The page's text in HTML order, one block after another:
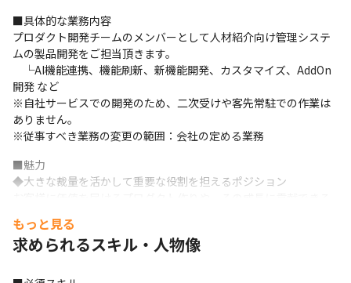
■具体的な業務内容
プロダクト開発チームのメンバーとして人材紹介向け管理システ
ムの製品開発をご担当頂きます。
└AI機能連携、機能刷新、新機能開発、カスタマイズ、AddOn
開発 など
※自社サービスでの開発のため、二次受けや客先常駐での作業は
ありません。
※従事すべき業務の変更の範囲：会社の定める業務
■魅力
◆大きな裁量を活かして重要な役割を担えるポジション
広い裁量でプロジェクトの中核を担う存在として、チームと協力
して成果を創り上げる充実感を味わえます。
◆フルリモート・フレックスで自由な働き方の実現と従業員のウ
もっと見る
求められるスキル・人物像